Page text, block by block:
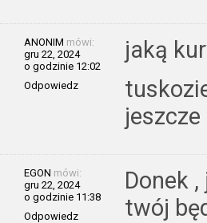
ANONIM mówi:
gru 22, 2024
o godzinie 12:02
Odpowiedz
jaką
jeszcze
EGON mówi:
gru 22, 2024
o godzinie 11:38
Odpowiedz
Donek
twój